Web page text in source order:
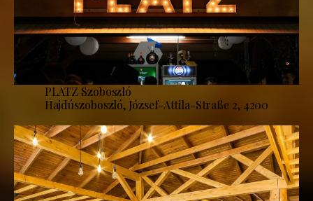
PLATZ Szoboszló
Hajdúszoboszló, József-Attila-Straße 2, 4200